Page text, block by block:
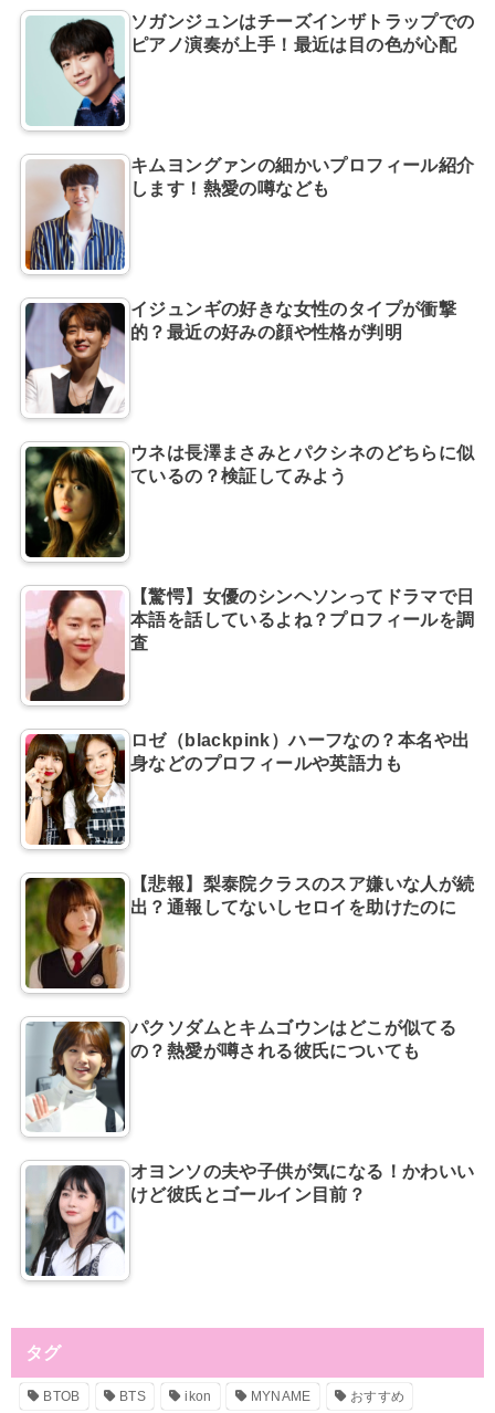
ソガンジュンはチーズインザトラップでの
ピアノ演奏が上手！最近は目の色が心配
キムヨングァンの細かいプロフィール紹介
します！熱愛の噂なども
イジュンギの好きな女性のタイプが衝撃
的？最近の好みの顔や性格が判明
ウネは長澤まさみとパクシネのどちらに似
ているの？検証してみよう
【驚愕】女優のシンヘソンってドラマで日
本語を話しているよね？プロフィールを調
査
ロゼ（blackpink）ハーフなの？本名や出
身などのプロフィールや英語力も
【悲報】梨泰院クラスのスア嫌いな人が続
出？通報してないしセロイを助けたのに
パクソダムとキムゴウンはどこが似てる
の？熱愛が噂される彼氏についても
オヨンソの夫や子供が気になる！かわいい
けど彼氏とゴールイン目前？
タグ
BTOB BTS ikon MYNAME おすすめ